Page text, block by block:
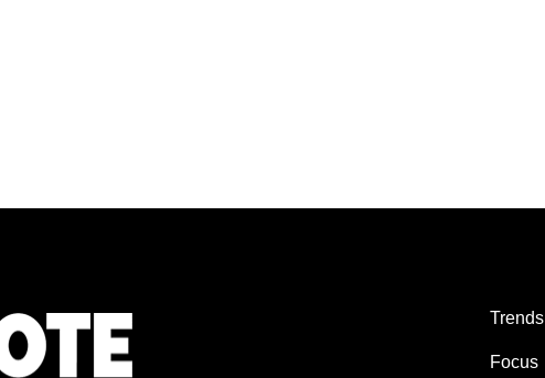
Trends
Focus